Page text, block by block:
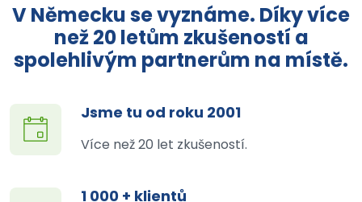
V Německu se vyznáme. Díky více
než 20 letům zkušeností a
spolehlivým partnerům na místě.
Jsme tu od roku 2001
Více než 20 let zkušeností.
1 000 + klientů